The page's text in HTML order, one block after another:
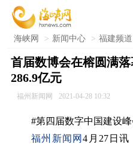
海峡网 > 新闻中心 > 福建频道
首届数博会在榕圆满
286.9亿元
福州新闻网 2021-04-28 10:32
#第四届数字中国建设
福州新闻网4月27日讯